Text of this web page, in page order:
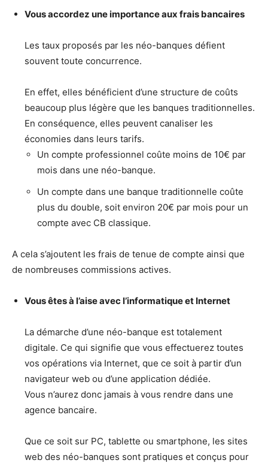
Vous accordez une importance aux frais bancaires
Les taux proposés par les néo-banques défient
souvent toute concurrence.
En effet, elles bénéficient d’une structure de coûts
beaucoup plus légère que les banques traditionnelles.
En conséquence, elles peuvent canaliser les
économies dans leurs tarifs.
Un compte professionnel coûte moins de 10€ par
mois dans une néo-banque.
Un compte dans une banque traditionnelle coûte
plus du double, soit environ 20€ par mois pour un
compte avec CB classique.
A cela s’ajoutent les frais de tenue de compte ainsi que
de nombreuses commissions actives.
Vous êtes à l’aise avec l’informatique et Internet
La démarche d’une néo-banque est totalement
digitale. Ce qui signifie que vous effectuerez toutes
vos opérations via Internet, que ce soit à partir d’un
navigateur web ou d’une application dédiée.
Vous n’aurez donc jamais à vous rendre dans une
agence bancaire.
Que ce soit sur PC, tablette ou smartphone, les sites
web des néo-banques sont pratiques et conçus pour